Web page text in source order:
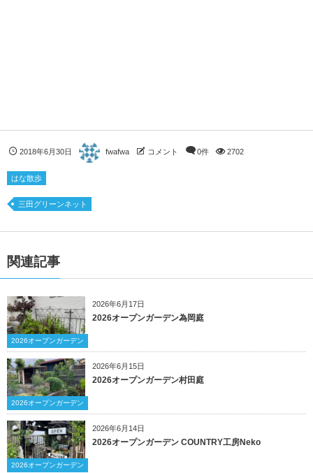
2018年6月30日 fwafwa コメント 0件 2702
はな散歩
三田グリーンネット
関連記事
2026年6月17日
2026オープンガーデン
2026オープンガーデン為岡庭
2026年6月15日
2026オープンガーデン
2026オープンガーデン村田庭
2026年6月14日
2026オープンガーデン
2026オープンガーデン COUNTRY工房Neko